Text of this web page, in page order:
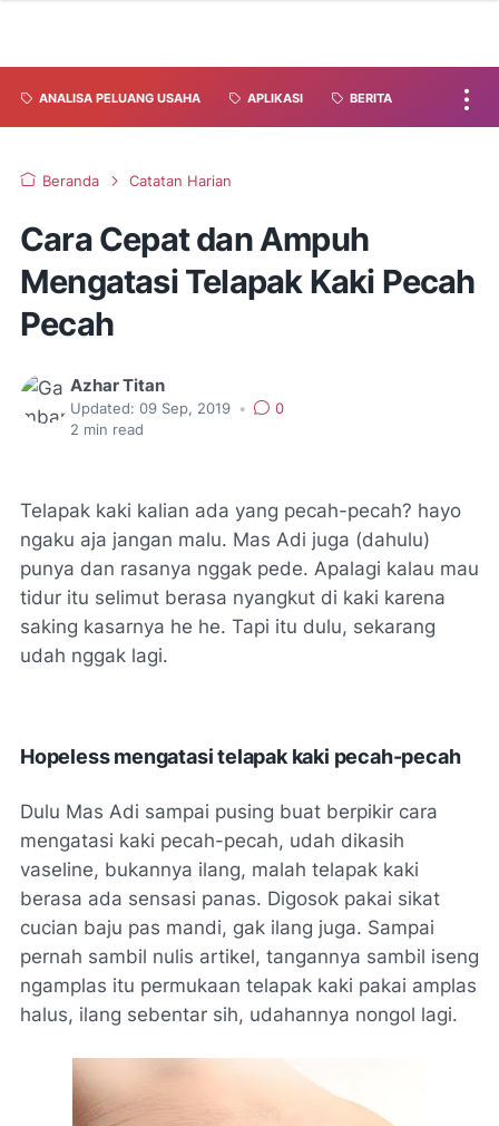
ANALISA PELUANG USAHA APLIKASI BERITA
Beranda Catatan Harian
Cara Cepat dan Ampuh
Mengatasi Telapak Kaki Pecah
Pecah
Azhar Titan
Updated: 09 Sep, 2019 •
0
2 min read
Telapak kaki kalian ada yang pecah-pecah? hayo
ngaku aja jangan malu. Mas Adi juga (dahulu)
punya dan rasanya nggak pede. Apalagi kalau mau
tidur itu selimut berasa nyangkut di kaki karena
saking kasarnya he he. Tapi itu dulu, sekarang
udah nggak lagi.
Hopeless mengatasi telapak kaki pecah-pecah
Dulu Mas Adi sampai pusing buat berpikir cara
mengatasi kaki pecah-pecah, udah dikasih
vaseline, bukannya ilang, malah telapak kaki
berasa ada sensasi panas. Digosok pakai sikat
cucian baju pas mandi, gak ilang juga. Sampai
pernah sambil nulis artikel, tangannya sambil iseng
ngamplas itu permukaan telapak kaki pakai amplas
halus, ilang sebentar sih, udahannya nongol lagi.